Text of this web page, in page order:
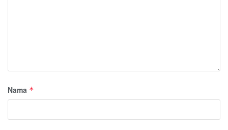
Nama *